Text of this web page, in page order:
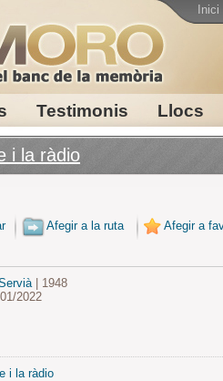
Testimonis Llocs
Inici
i la ràdio
Afegir a la ruta
Afegir a
| 1948
2022
i la ràdio